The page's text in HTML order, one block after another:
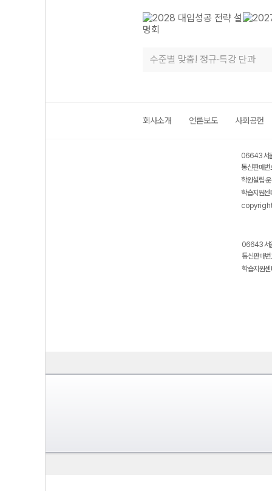
수준별 맞춤! 정규·특강 단과
회사소개 언론보도 사회공헌
06643 서
통신판매
학원설립·
학습지원
06643 서
통신판매
학습지원